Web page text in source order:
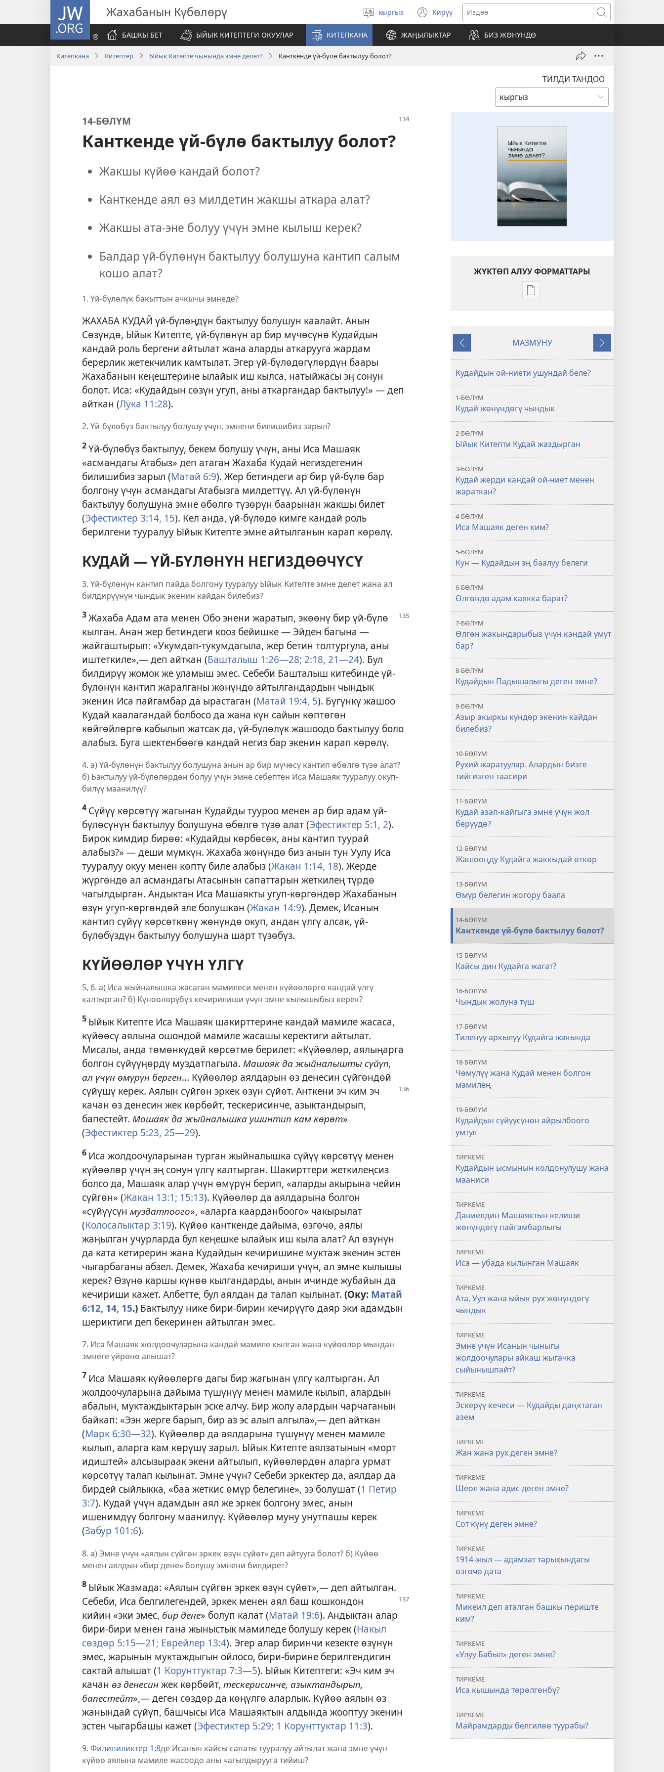
JW.ORG Жахабанын Күбөлөрү
Тилди
тандаңыз
кыргыз Кирүү
(жаңы
терезе
ачат)
Издөө
БАШКЫ БЕТ
ЫЙЫК КИТЕПТЕГИ ОКУУЛАР КИТЕПКАНА ЖАҢЫЛЫКТАР БИЗ ЖӨНҮНДӨ
Китепкана Китептер Ыйык Китепте чынында эмне делет? Канткенде үй-бүлө бактылуу болот?
ТИЛДИ ТАНДОО
14-БӨЛҮМ
Канткенде үй-бүлө бактылуу болот?
Жакшы күйөө кандай болот?
Канткенде аял өз милдетин жакшы аткара алат?
Жакшы ата-эне болуу үчүн эмне кылыш керек?
Балдар үй-бүлөнүн бактылуу болушуна кантип салым
кошо алат?
1. Үй-бүлөлүк бакыттын ачкычы эмнеде?
ЖАХАБА КУДАЙ үй-бүлөңдүн бактылуу болушун каалайт. Анын
Сөзүндө, Ыйык Китепте, үй-бүлөнүн ар бир мүчөсүнө Кудайдын
кандай роль бергени айтылат жана аларды аткарууга жардам
берерлик жетекчилик камтылат. Эгер үй-бүлөдөгүлөрдүн баары
Жахабанын кеңештерине ылайык иш кылса, натыйжасы эң сонун
болот. Иса: «Кудайдын сөзүн угуп, аны аткаргандар бактылуу!» — деп
айткан (Лука 11:28).
2. Үй-бүлөбүз бактылуу болушу үчүн, эмнени билишибиз зарыл?
2Үй-бүлөбүз бактылуу, бекем болушу үчүн, аны Иса Машаяк
«асмандагы Атабыз» деп атаган Жахаба Кудай негиздегенин
билишибиз зарыл (Матай 6:9). Жер бетиндеги ар бир үй-бүлө бар
болгону үчүн асмандагы Атабызга милдеттүү. Ал үй-бүлөнүн
бактылуу болушуна эмне өбөлгө түзөрүн баарынан жакшы билет
(Эфестиктер 3:14, 15). Кел анда, үй-бүлөдө кимге кандай роль
берилгени тууралуу Ыйык Китепте эмне айтылганын карап көрөлү.
КУДАЙ — ҮЙ-БҮЛӨНҮН НЕГИЗДӨӨЧҮСҮ
3. Үй-бүлөнүн кантип пайда болгону тууралуу Ыйык Китепте эмне делет жана ал
билдирүүнүн чындык экенин кайдан билебиз?
3Жахаба Адам ата менен Обо энени жаратып, экөөнү бир үй-бүлө
кылган. Анан жер бетиндеги кооз бейишке — Эйден багына —
жайгаштырып: «Укумдап-тукумдагыла, жер бетин толтургула, аны
иштеткиле»,— деп айткан (Башталыш 1:26—28; 2:18, 21—24). Бул
билдирүү жомок же уламыш эмес. Себеби Башталыш китебинде үй-
бүлөнүн кантип жаралганы жөнүндө айтылгандардын чындык
экенин Иса пайгамбар да ырастаган (Матай 19:4, 5). Бүгүнкү жашоо
Кудай каалагандай болбосо да жана күн сайын көптөгөн
көйгөйлөргө кабылып жатсак да, үй-бүлөлүк жашоодо бактылуу боло
алабыз. Буга шектенбөөгө кандай негиз бар экенин карап көрөлү.
4. а) Үй-бүлөнүн бактылуу болушуна анын ар бир мүчөсү кантип өбөлгө түзө алат?
б) Бактылуу үй-бүлөлөрдөн болуу үчүн эмне себептен Иса Машаяк тууралуу окуп-
билүү маанилүү?
4 Сүйүү көрсөтүү жагынан Кудайды тууроо менен ар бир адам үй-
бүлөсүнүн бактылуу болушуна өбөлгө түзө алат (Эфестиктер 5:1, 2).
Бирок кимдир бирөө: «Кудайды көрбөсөк, аны кантип туурай
алабыз?» — деши мүмкүн. Жахаба жөнүндө биз анын тун Уулу Иса
тууралуу окуу менен көптү биле алабыз (Жакан 1:14, 18). Жерде
жүргөндө ал асмандагы Атасынын сапаттарын жеткилең түрдө
чагылдырган. Андыктан Иса Машаякты угуп-көргөндөр Жахабанын
өзүн угуп-көргөндөй эле болушкан (Жакан 14:9). Демек, Исанын
кантип сүйүү көрсөткөнү жөнүндө окуп, андан үлгү алсак, үй-
бүлөбүздүн бактылуу болушуна шарт түзөбүз.
КҮЙӨӨЛӨР ҮЧҮН ҮЛГҮ
5, 6. а) Иса жыйналышка жасаган мамилеси менен күйөөлөргө кандай үлгү
калтырган? б) Күнөөлөрүбүз кечирилиши үчүн эмне кылышыбыз керек?
5 Ыйык Китепте Иса Машаяк шакирттерине кандай мамиле жасаса,
күйөөсү аялына ошондой мамиле жасашы керектиги айтылат.
Мисалы, анда төмөнкүдөй көрсөтмө берилет: «Күйөөлөр, аялыңарга
болгон сүйүүңөрдү муздатпагыла. Машаяк да жыйналышты сүйүп,
ал үчүн өмүрүн берген... Күйөөлөр аялдарын өз денесин сүйгөндөй
сүйүшү керек. Аялын сүйгөн эркек өзүн сүйөт. Анткени эч ким эч
качан өз денесин жек көрбөйт, тескерисинче, азыктандырып,
бапестейт. Машаяк да жыйналышка ушинтип кам көрөт»
(Эфестиктер 5:23, 25—29).
6 Иса жолдоочуларынан турган жыйналышка сүйүү көрсөтүү менен
күйөөлөр үчүн эң сонун үлгү калтырган. Шакирттери жеткилеңсиз
болсо да, Машаяк алар үчүн өмүрүн берип, «аларды акырына чейин
сүйгөн» (Жакан 13:1; 15:13). Күйөөлөр да аялдарына болгон
«сүйүүсүн муздатпоого», «аларга каарданбоого» чакырылат
(Колосалыктар 3:19). Күйөө канткенде дайыма, өзгөчө, аялы
жаңылган учурларда бул кеңешке ылайык иш кыла алат? Ал өзүнүн
да ката кетирерин жана Кудайдын кечиришине муктаж экенин эстен
чыгарбаганы абзел. Демек, Жахаба кечириши үчүн, ал эмне кылышы
керек? Өзүнө каршы күнөө кылгандарды, анын ичинде жубайын да
кечириши кажет. Албетте, бул аялдан да талап кылынат. (Оку: Матай
6:12, 14, 15.) Бактылуу нике бири-бирин кечирүүгө даяр эки адамдын
шериктиги деп бекеринен айтылган эмес.
7. Иса Машаяк жолдоочуларына кандай мамиле кылган жана күйөөлөр мындан
эмнеге үйрөнө алышат?
7 Иса Машаяк күйөөлөргө дагы бир жагынан үлгү калтырган. Ал
жолдоочуларына дайыма түшүнүү менен мамиле кылып, алардын
абалын, муктаждыктарын эске алчу. Бир жолу алардын чарчаганын
байкап: «Ээн жерге барып, бир аз эс алып алгыла»,— деп айткан
(Марк 6:30—32). Күйөөлөр да аялдарына түшүнүү менен мамиле
кылып, аларга кам көрүшү зарыл. Ыйык Китепте аялзатынын «морт
идиштей» алсызыраак экени айтылып, күйөөлөрдөн аларга урмат
көрсөтүү талап кылынат. Эмне үчүн? Себеби эркектер да, аялдар да
бирдей сыйлыкка, «баа жеткис өмүр белегине», ээ болушат (1 Петир
3:7). Кудай үчүн адамдын аял же эркек болгону эмес, анын
ишенимдүү болгону маанилүү. Күйөөлөр муну унутпашы керек
(Забур 101:6).
8. а) Эмне үчүн «аялын сүйгөн эркек өзүн сүйөт» деп айтууга болот? б) Күйөө
менен аялдын «бир дене» болушу эмнени билдирет?
8 Ыйык Жазмада: «Аялын сүйгөн эркек өзүн сүйөт»,— деп айтылган.
Себеби, Иса белгилегендей, эркек менен аял баш кошкондон
кийин «эки эмес, бир дене» болуп калат (Матай 19:6). Андыктан алар
бири-бири менен гана жыныстык мамиледе болушу керек (Накыл
сөздөр 5:15—21; Еврейлер 13:4). Эгер алар биринчи кезекте өзүнүн
эмес, жарынын муктаждыгын ойлосо, бири-бирине берилгендигин
сактай алышат (1 Корунттуктар 7:3—5). Ыйык Китептеги: «Эч ким эч
качан өз денесинжек көрбөйт, тескерисинче, азыктандырып,
бапестейт»,— деген сөздөр да көңүлгө аларлык. Күйөө аялын өз
жанындай сүйүп, башчысы Иса Машаяктын алдында жооптуу экенин
эстен чыгарбашы кажет (Эфестиктер 5:29; 1 Корунттуктар 11:3).
9. Филипиликтер 1:8де Исанын кайсы сапаты тууралуу айтылат жана эмне үчүн
күйөө аялына мамиле жасоодо аны чагылдырууга тийиш?
ЖҮКТӨП АЛУУ ФОРМАТТАРЫ
Адабиятты
Ыйык
чынында
эмне
Мурункусу
МАЗМУНУ
Кийинкиси
Кудайдын ой-ниети ушундай беле?
1-БӨЛҮМ
Кудай жөнүндөгү чындык
2-БӨЛҮМ
Ыйык Китепти Кудай жаздырган
3-БӨЛҮМ
Кудай жерди кандай ой-ниет менен
жараткан?
4-БӨЛҮМ
Иса Машаяк деген ким?
5-БӨЛҮМ
Кун — Кудайдын эң баалуу белеги
6-БӨЛҮМ
Өлгөндө адам каякка барат?
7-БӨЛҮМ
Өлгөн жакындарыбыз үчүн кандай үмүт
бар?
8-БӨЛҮМ
Кудайдын Падышалыгы деген эмне?
9-БӨЛҮМ
Азыр акыркы күндөр экенин кайдан
билебиз?
10-БӨЛҮМ
Рухий жаратуулар. Алардын бизге
тийгизген таасири
11-БӨЛҮМ
Кудай азап-кайгыга эмне үчүн жол
берүүдө?
12-БӨЛҮМ
Жашооңду Кудайга жаккыдай өткөр
13-БӨЛҮМ
Өмүр белегин жогору баала
14-БӨЛҮМ
Канткенде үй-бүлө бактылуу болот?
15-БӨЛҮМ
Кайсы дин Кудайга жагат?
16-БӨЛҮМ
Чындык жолуна түш
17-БӨЛҮМ
Тиленүү аркылуу Кудайга жакында
18-БӨЛҮМ
Чөмүлүү жана Кудай менен болгон
мамилең
19-БӨЛҮМ
Кудайдын сүйүүсүнөн айрылбоого
умтул
ТИРКЕМЕ
Кудайдын ысмынын колдонулушу жана
мааниси
ТИРКЕМЕ
Даниелдин Машаяктын келиши
жөнүндөгү пайгамбарлыгы
ТИРКЕМЕ
Иса — убада кылынган Машаяк
ТИРКЕМЕ
Ата, Уул жана ыйык рух жөнүндөгү
чындык
ТИРКЕМЕ
Эмне үчүн Исанын чыныгы
жолдоочулары айкаш жыгачка
сыйынышпайт?
ТИРКЕМЕ
Эскерүү кечеси — Кудайды даңктаган
азем
ТИРКЕМЕ
Жан жана рух деген эмне?
ТИРКЕМЕ
Шеол жана адис деген эмне?
ТИРКЕМЕ
Сот күнү деген эмне?
ТИРКЕМЕ
1914-жыл — адамзат тарыхындагы
өзгөчө дата
ТИРКЕМЕ
Микеил деп аталган башкы периште
ким?
ТИРКЕМЕ
«Улуу Бабыл» деген эмне?
ТИРКЕМЕ
Иса кышында төрөлгөнбү?
ТИРКЕМЕ
Майрамдарды белгилөө туурабы?